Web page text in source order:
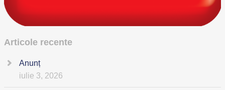
Articole recente
Anunț
iulie 3, 2026